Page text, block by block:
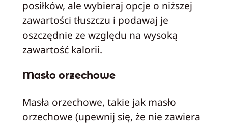
posiłków, ale wybieraj opcje o niższej
zawartości tłuszczu i podawaj je
oszczędnie ze względu na wysoką
zawartość kalorii.
Masło orzechowe
Masła orzechowe, takie jak masło
orzechowe (upewnij się, że nie zawiera